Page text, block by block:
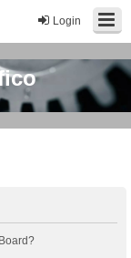
Login